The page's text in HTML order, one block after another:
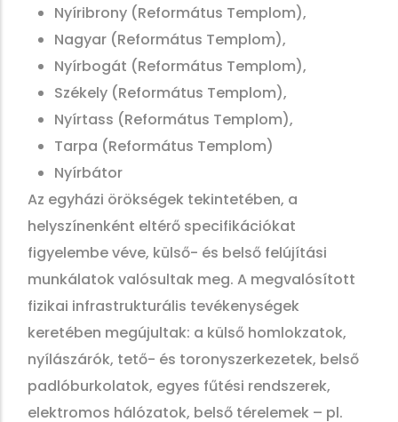
Nyíribrony (Református Templom),
Nagyar (Református Templom),
Nyírbogát (Református Templom),
Székely (Református Templom),
Nyírtass (Református Templom),
Tarpa (Református Templom)
Nyírbátor
Az egyházi örökségek tekintetében, a
helyszínenként eltérő specifikációkat
figyelembe véve, külső- és belső felújítási
munkálatok valósultak meg. A megvalósított
fizikai infrastrukturális tevékenységek
keretében megújultak: a külső homlokzatok,
nyílászárók, tető- és toronyszerkezetek, belső
padlóburkolatok, egyes fűtési rendszerek,
elektromos hálózatok, belső térelemek – pl.